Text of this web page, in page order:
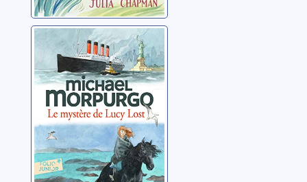
Le mystère de
Lucy Lost
Morpurgo, Michael